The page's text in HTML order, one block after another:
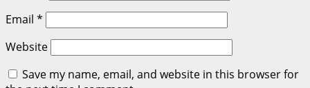
Email *
Website
Save my name, email, and website in this browser for